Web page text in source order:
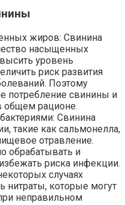
жиров: Свинина
насыщенных
уровень
риск развития
Поэтому
потребление свинины и
общем рационе.
Свинина
такие как сальмонелла,
отравление.
обрабатывать и
риска инфекции.
случаях
нитраты, которые могут
неправильном